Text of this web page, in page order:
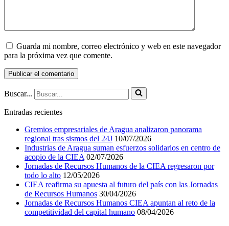
Guarda mi nombre, correo electrónico y web en este navegador
para la próxima vez que comente.
Buscar...
Entradas recientes
Gremios empresariales de Aragua analizaron panorama
regional tras sismos del 24J 10/07/2026
Industrias de Aragua suman esfuerzos solidarios en centro de
acopio de la CIEA 02/07/2026
Jornadas de Recursos Humanos de la CIEA regresaron por
todo lo alto 12/05/2026
CIEA reafirma su apuesta al futuro del país con las Jornadas
de Recursos Humanos 30/04/2026
Jornadas de Recursos Humanos CIEA apuntan al reto de la
competitividad del capital humano 08/04/2026